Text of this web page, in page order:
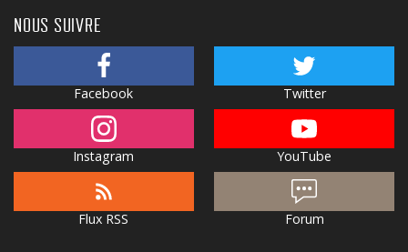
NOUS SUIVRE
Facebook Twitter
Instagram YouTube
Flux RSS Forum